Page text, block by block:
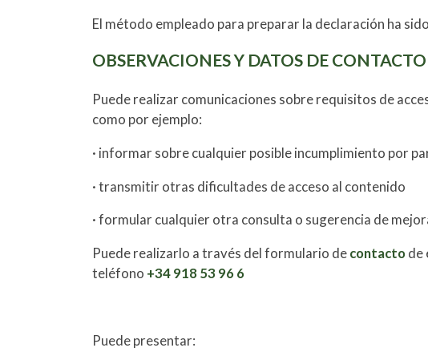
El método empleado para preparar la declaración ha
OBSERVACIONES Y DATOS DE CONTACTO
Puede realizar comunicaciones sobre requisitos de
como por ejemplo:
· informar sobre cualquier posible incumplimiento por
· transmitir otras dificultades de acceso al contenido
· formular cualquier otra consulta o sugerencia de
Puede realizarlo a través del formulario decontactode
teléfono +34 918 53 96 6
Puede presentar: